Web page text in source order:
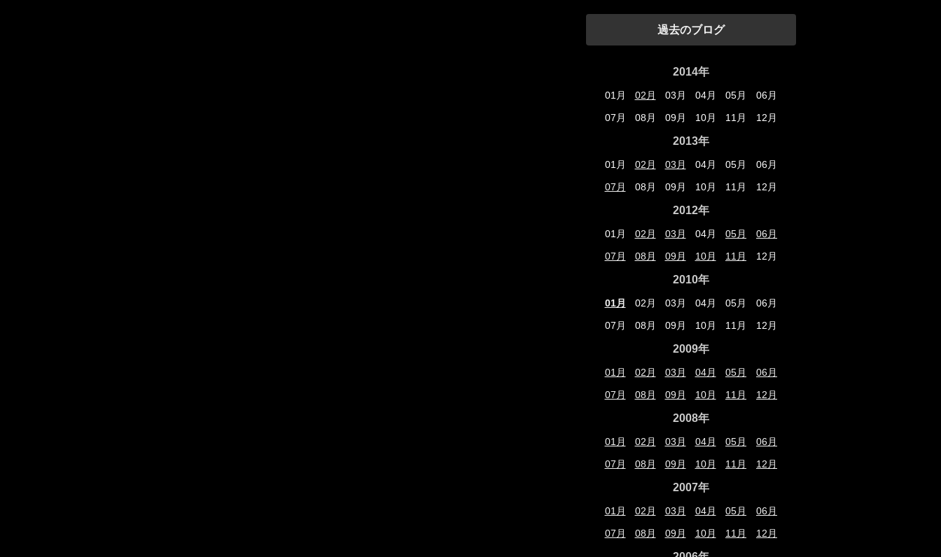
過去のブログ
2014年
01月 02月 03月 04月 05月
06月
07月
08月 09月 10月 11月 12月
2013年
01月 02月 03月 04月 05月
06月
07月
08月 09月 10月 11月 12月
2012年
01月 02月 03月 04月 05月
06月
07月
08月 09月 10月 11月 12月
2010年
01月 02月 03月 04月 05月
06月
07月
08月 09月 10月 11月 12月
2009年
01月 02月 03月 04月 05月
06月
07月
08月 09月 10月 11月 12月
2008年
01月 02月 03月 04月 05月
06月
07月
08月 09月 10月 11月 12月
2007年
01月 02月 03月 04月 05月
06月
07月
08月 09月 10月 11月 12月